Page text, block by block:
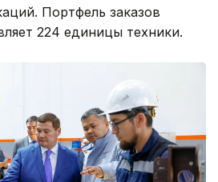
Портфель заказов
224 единицы техники.